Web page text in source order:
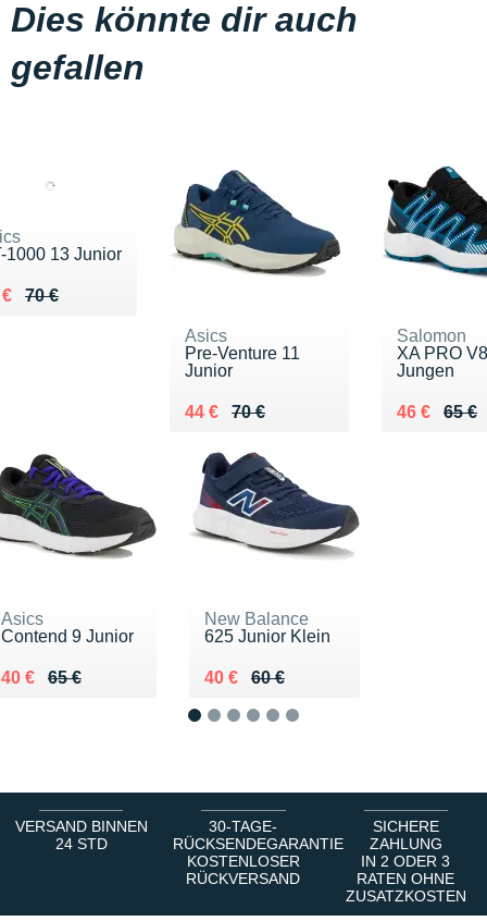
Dies könnte dir auch
gefallen
1000 13 Junior
70 €
de 70 €
47 €
Asics
Pre-Venture 11
Junior
70 €
Au lieu de 70 €
44 €
Vendu 44 €
Salomon
XA PRO V8
Jungen
65 €
Au lieu de
46 €
Vendu 46 €
Asics
Contend 9 Junior
65 €
Au lieu de 65 €
40 €
Vendu 40 €
New Balance
625 Junior Klein
60 €
Au lieu de 60 €
40 €
Vendu 40 €
VERSAND BINNEN
24 STD
30-TAGE-
RÜCKSENDEGARANTIE
KOSTENLOSER
RÜCKVERSAND
SICHERE
ZAHLUNG
IN 2 ODER 3
RATEN OHNE
ZUSATZKOSTEN